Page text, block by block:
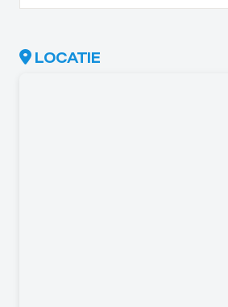
LOCATIE